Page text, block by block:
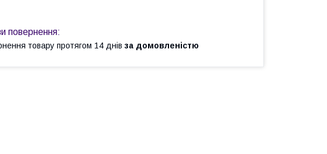
товару протягом 14 днів за домовленістю